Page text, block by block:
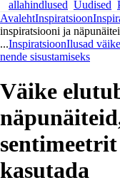
allahindlused Uudised
AvalehtInspiratsioon
inspiratsiooni ja
...InspiratsioonIlusad
nende sisustamiseks
Väike
kasutada